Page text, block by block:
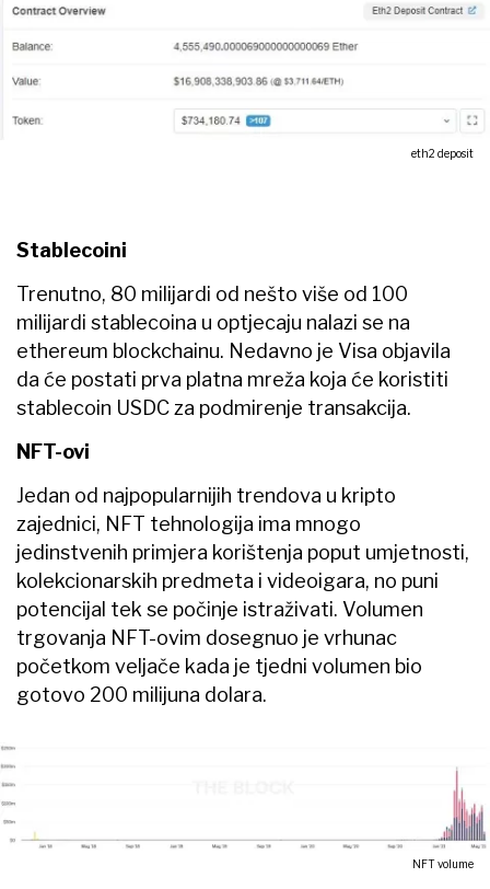
eth2 deposit
Stablecoini
Trenutno, 80 milijardi od nešto više od 100
milijardi stablecoina u optjecaju nalazi se na
ethereum blockchainu. Nedavno je Visa objavila
da će postati prva platna mreža koja će koristiti
stablecoin USDC za podmirenje transakcija.
NFT-ovi
Jedan od najpopularnijih trendova u kripto
zajednici, NFT tehnologija ima mnogo
jedinstvenih primjera korištenja poput umjetnosti,
kolekcionarskih predmeta i videoigara, no puni
potencijal tek se počinje istraživati. Volumen
trgovanja NFT-ovim dosegnuo je vrhunac
početkom veljače kada je tjedni volumen bio
gotovo 200 milijuna dolara.
NFT volume